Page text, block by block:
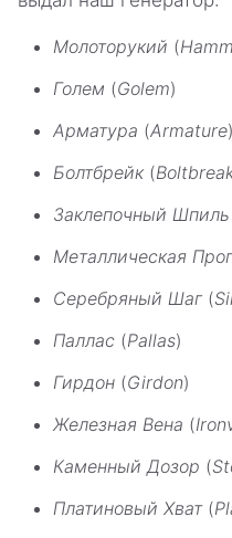
Молоторукий (
Голем (Golem)
Арматура (Armature)
Болтбрейк(
Заклепочный Шпиль
Металлическая
Серебряный Шаг (
Паллас (Pallas)
Гирдон (Girdon)
Железная Вена (
Каменный Дозор (
Платиновый Хват(